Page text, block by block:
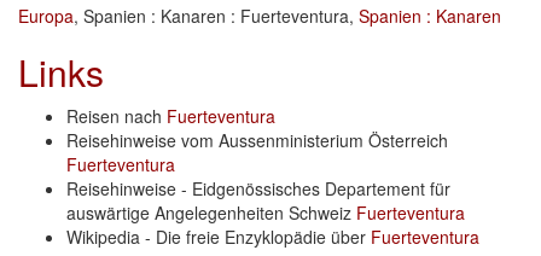
Europa, Spanien : Kanaren : Fuerteventura, Spanien : Kanaren
Links
Reisen nach Fuerteventura
Reisehinweise vom Aussenministerium Österreich
Fuerteventura
Reisehinweise - Eidgenössisches Departement für
auswärtige Angelegenheiten Schweiz Fuerteventura
Wikipedia - Die freie Enzyklopädie über Fuerteventura